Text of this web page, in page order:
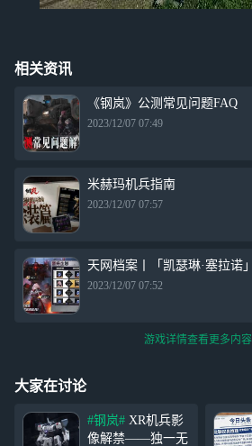
相关资讯
《钢岚》公测常见问题FAQ
2023/12/07 07:49
米赫玛机兵指南
2023/12/07 07:57
天网档案丨「凯瑟琳·塞拉诺」
2023/12/07 07:52
游戏详情查看更多内容
大家在讨论
#钢岚# XR机兵影
像解禁——独一无